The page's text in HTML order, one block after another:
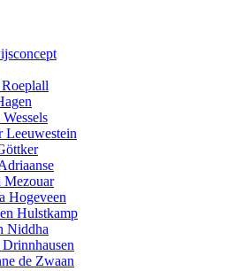
Leeuwestein
Mezouar
Hogeveen
Hulstkamp
Niddha
de Zwaan